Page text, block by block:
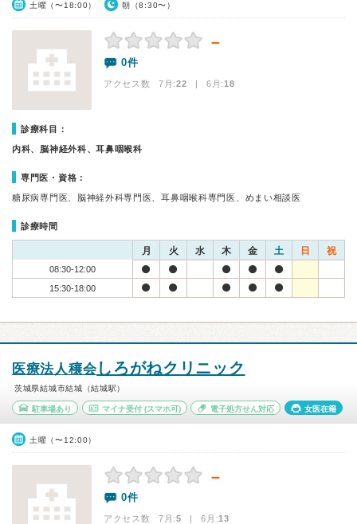
土曜（〜18:00） 朝（8:30〜）
－
0件
アクセス数 7月:22 | 6月:18
診療科目：
内科、脳神経外科、耳鼻咽喉科
専門医・資格：
糖尿病専門医、脳神経外科専門医、耳鼻咽喉科専門医、めまい相談医
診療時間
月 火 水 木 金 土 日 祝
08:30-12:00
15:30-18:00
医療法人穰会 しろがねクリニック
茨城県結城市結城（結城駅）
駐車場あり マイナ受付(スマホ可) 電子処方せん対応 女医在籍
土曜（〜12:00）
－
0件
アクセス数 7月:5 | 6月:13